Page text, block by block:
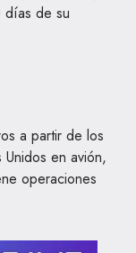
días de su
a partir de los
en avión,
operaciones